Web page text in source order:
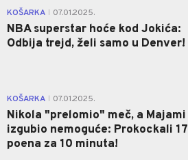
KOŠARKA 07.01.2025.
NBA superstar hoće kod Jokića:
Odbija trejd, želi samo u Denver!
KOŠARKA 07.01.2025.
Nikola "prelomio" meč, a Majami
izgubio nemoguće: Prokockali 17
poena za 10 minuta!